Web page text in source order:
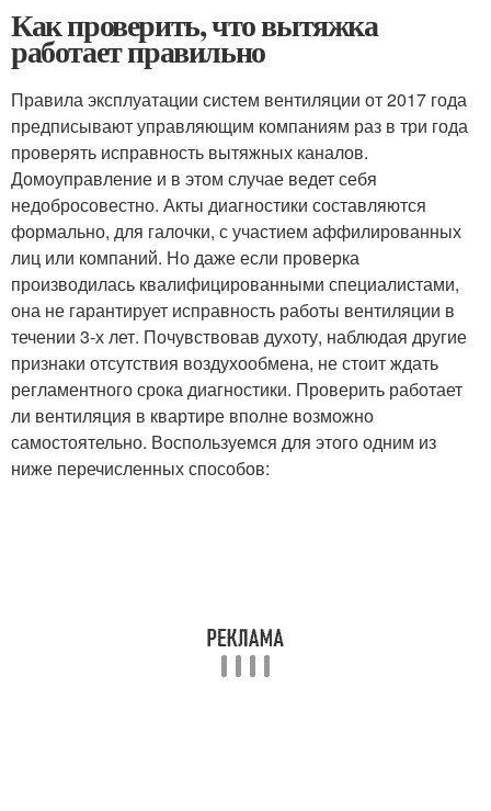
Как проверить, что вытяжка
работает правильно
Правила эксплуатации систем вентиляции от 2017 года
предписывают управляющим компаниям раз в три года
проверять исправность вытяжных каналов.
Домоуправление и в этом случае ведет себя
недобросовестно. Акты диагностики составляются
формально, для галочки, с участием аффилированных
лиц или компаний. Но даже если проверка
производилась квалифицированными специалистами,
она не гарантирует исправность работы вентиляции в
течении 3-х лет. Почувствовав духоту, наблюдая другие
признаки отсутствия воздухообмена, не стоит ждать
регламентного срока диагностики. Проверить работает
ли вентиляция в квартире вполне возможно
самостоятельно. Воспользуемся для этого одним из
ниже перечисленных способов: